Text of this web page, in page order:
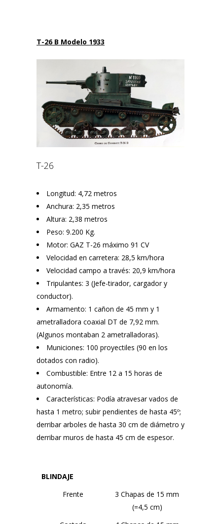
T-26 B Modelo 1933
T-26
Longitud: 4,72 metros
Anchura: 2,35 metros
Altura: 2,38 metros
Peso: 9.200 Kg.
Motor: GAZ T-26 máximo 91 CV
Velocidad en carretera: 28,5 km/hora
Velocidad campo a través: 20,9 km/hora
Tripulantes: 3 (Jefe-tirador, cargador y
conductor).
Armamento: 1 cañon de 45 mm y 1
ametralladora coaxial DT de 7,92 mm.
(Algunos montaban 2 ametralladoras).
Municiones: 100 proyectiles (90 en los
dotados con radio).
Combustible: Entre 12 a 15 horas de
autonomía.
Características: Podía atravesar vados de
hasta 1 metro; subir pendientes de hasta 45º;
derribar arboles de hasta 30 cm de diámetro y
derribar muros de hasta 45 cm de espesor.
BLINDAJE
Frente
3 Chapas de 15 mm
(=4,5 cm)